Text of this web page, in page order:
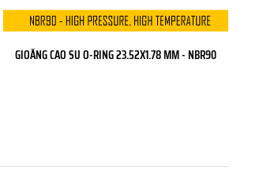
GIOĂNG CAO SU O-RING 23.52X1.78 MM - NBR90